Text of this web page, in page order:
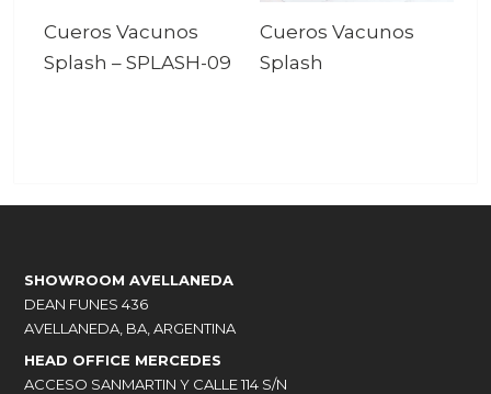
Cueros Vacunos
Splash –SPLASH-09
Cueros Vacunos
Splash
SHOWROOM AVELLANEDA
DEAN FUNES 436
AVELLANEDA, BA, ARGENTINA
HEAD OFFICE MERCEDES
ACCESO SANMARTIN Y CALLE 114 S/N